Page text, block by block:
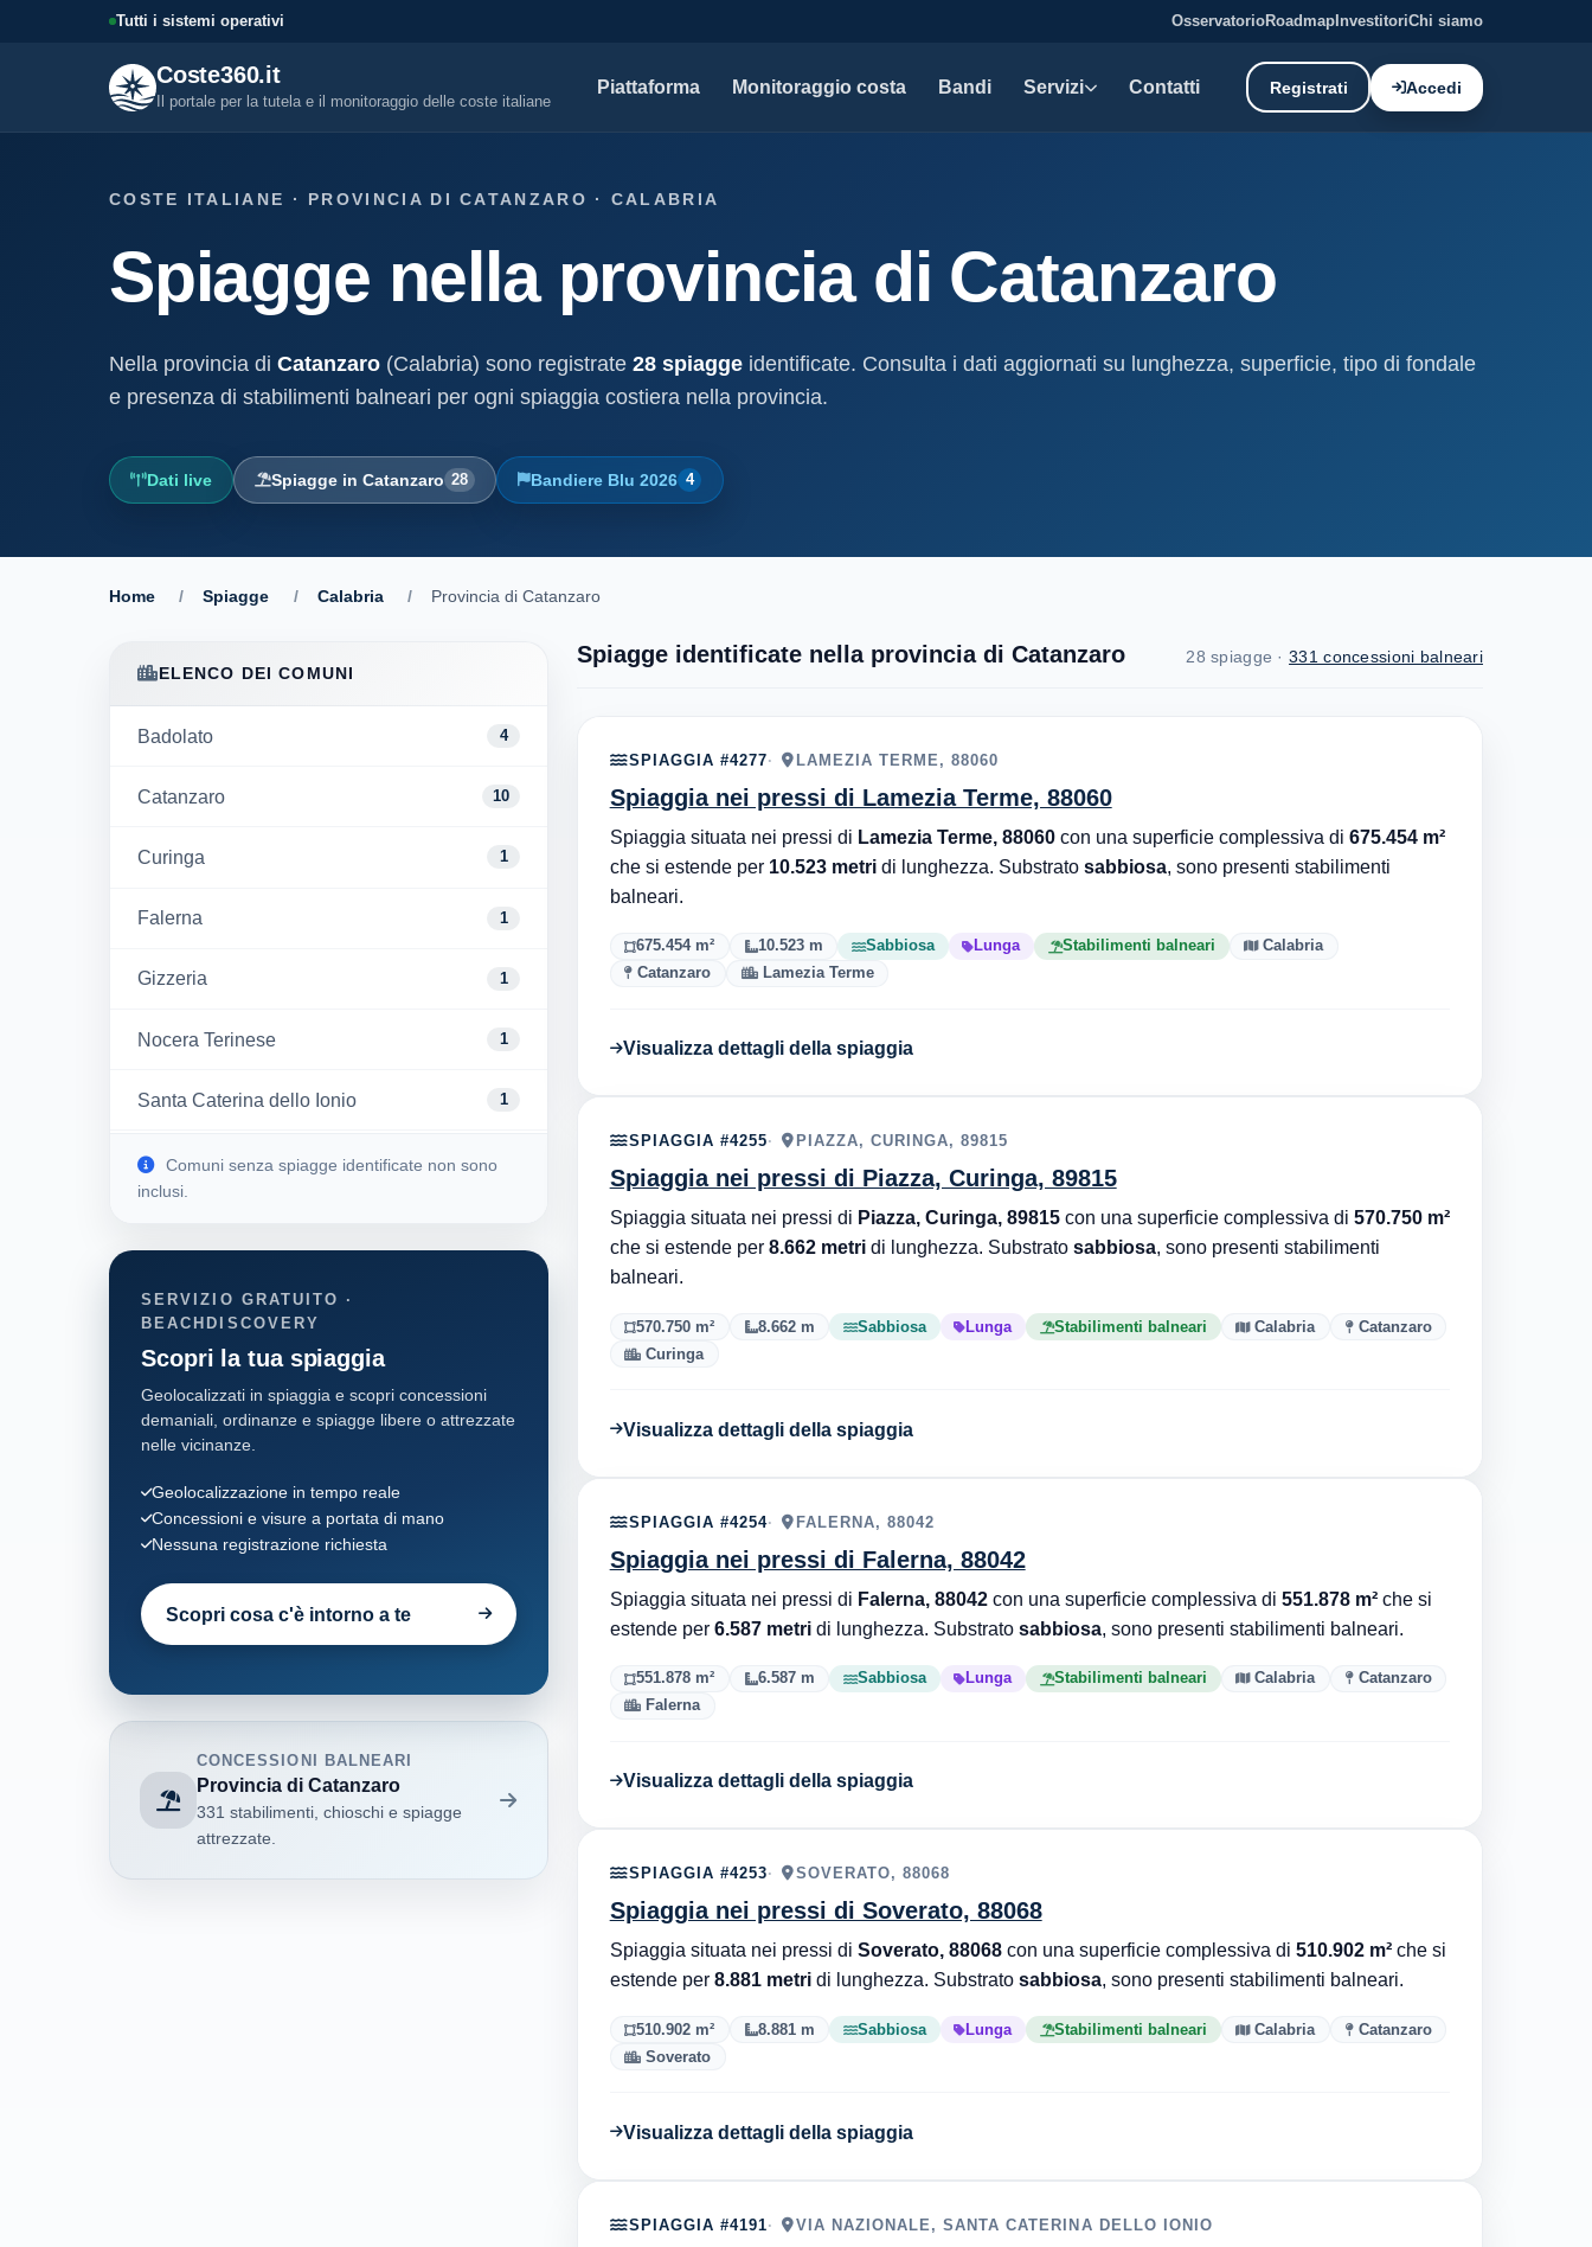
Tutti i sistemi operativi OsservatorioRoadmap InvestitoriChi siamo
Coste360.it
Il portale per la tutela e il monitoraggio delle coste italiane
Piattaforma Monitoraggio costa Bandi Servizi
Visure, fascicoli, verifica concessioni e
altro.
Visura concessione demaniale
Un documento sintetico della concessione
demaniale marittima
demaniale marittima
Storico completo ed evolutivo della
concessione demaniale marittima
Soluzioni per studi tecnici, legali e PA.
Modello D1
Studi geologici costieri
Indagini, perizie e relazioni geologiche per il
Atti, soggetti e canoni del demanio
marittimo.
Contatti Registrati Accedi
COSTE ITALIANE · PROVINCIA DI CATANZARO · CALABRIA
Spiagge nella provincia di Catanzaro
Nella provincia di Catanzaro (Calabria) sono registrate 28 spiagge identificate. Consulta i dati aggiornati su lunghezza, superficie, tipo di fondale
e presenza di stabilimenti balneari per ogni spiaggia costiera nella provincia.
Dati live Spiagge in Catanzaro 28 Bandiere Blu 2026 4
Home / Spiagge / Calabria / Provincia di Catanzaro
ELENCO DEI COMUNI
Badolato 4
Catanzaro 10
Curinga 1
Falerna 1
Gizzeria 1
Nocera Terinese 1
Santa Caterina dello Ionio 1
Sant'Andrea Apostolo dello Ionio
Stalettì
Comuni senza spiagge identificate non sono
inclusi.
SERVIZIO GRATUITO ·
BEACHDISCOVERY
Scopri la tua spiaggia
Geolocalizzati in spiaggia e scopri concessioni
demaniali, ordinanze e spiagge libere o attrezzate
nelle vicinanze.
Geolocalizzazione in tempo reale
Concessioni e visure a portata di mano
Nessuna registrazione richiesta
Scopri cosa c'è intorno a te
CONCESSIONI BALNEARI
Provincia di Catanzaro
331 stabilimenti, chioschi e spiagge
attrezzate.
Spiagge identificate nella provincia di Catanzaro 28 spiagge ·331 concessioni balneari
SPIAGGIA #4277 LAMEZIA TERME, 88060
Spiaggia nei pressi di Lamezia Terme, 88060
Spiaggia situata nei pressi di Lamezia Terme, 88060con una superficie complessiva di 675.454 m²
che si estende per 10.523 metridi lunghezza. Substrato sabbiosa, sono presenti stabilimenti
balneari.
675.454 m² 10.523 m Sabbiosa Lunga Stabilimenti balneari
Calabria
Catanzaro
Lamezia Terme
Visualizza dettagli della spiaggia
SPIAGGIA #4255 PIAZZA, CURINGA, 89815
Spiaggia nei pressi di Piazza, Curinga, 89815
Spiaggia situata nei pressi di Piazza, Curinga, 89815con una superficie complessiva di 570.750 m²
che si estende per 8.662 metridi lunghezza. Substrato sabbiosa, sono presenti stabilimenti
balneari.
570.750 m² 8.662 m Sabbiosa Lunga Stabilimenti balneari Calabria
Catanzaro
Curinga
Visualizza dettagli della spiaggia
SPIAGGIA #4254 FALERNA, 88042
Spiaggia nei pressi di Falerna, 88042
Spiaggia situata nei pressi di Falerna, 88042con una superficie complessiva di 551.878 m²che si
estende per 6.587 metridi lunghezza. Substrato sabbiosa, sono presenti stabilimenti balneari.
551.878 m² 6.587 m Sabbiosa Lunga Stabilimenti balneari Calabria
Catanzaro
Falerna
Visualizza dettagli della spiaggia
SPIAGGIA #4253 SOVERATO, 88068
Spiaggia nei pressi di Soverato, 88068
Spiaggia situata nei pressi di Soverato, 88068con una superficie complessiva di 510.902 m²che si
estende per 8.881 metridi lunghezza. Substrato sabbiosa, sono presenti stabilimenti balneari.
510.902 m² 8.881 m Sabbiosa Lunga Stabilimenti balneari Calabria
Catanzaro
Soverato
Visualizza dettagli della spiaggia
SPIAGGIA #4191 VIA NAZIONALE, SANTA CATERINA DELLO IONIO